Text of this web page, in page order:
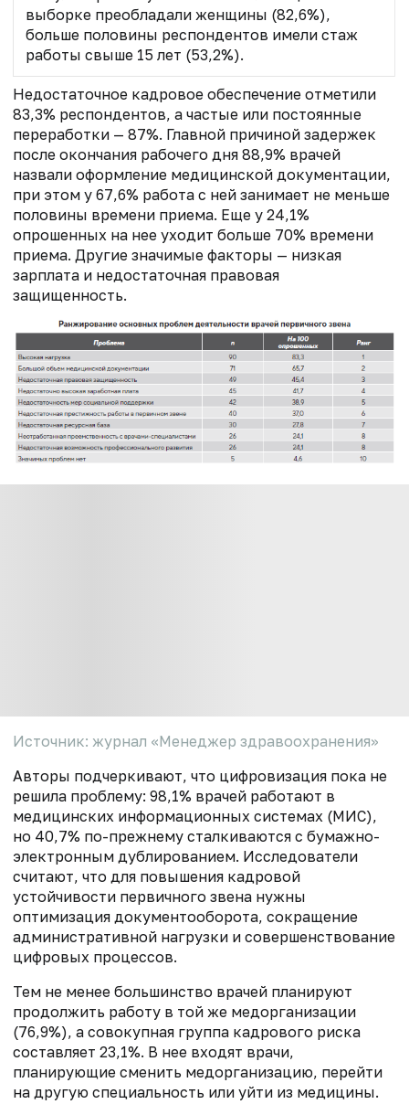
выборке преобладали женщины (82,6%),
больше половины респондентов имели стаж
работы свыше 15 лет (53,2%).
Недостаточное кадровое обеспечение отметили
83,3% респондентов, а частые или постоянные
переработки — 87%. Главной причиной задержек
после окончания рабочего дня 88,9% врачей
назвали оформление медицинской документации,
при этом у 67,6% работа с ней занимает не меньше
половины времени приема. Еще у 24,1%
опрошенных на нее уходит больше 70% времени
приема. Другие значимые факторы — низкая
зарплата и недостаточная правовая
защищенность.
Источник: журнал «Менеджер здравоохранения»
Авторы подчеркивают, что цифровизация пока не
решила проблему: 98,1% врачей работают в
медицинских информационных системах (МИС),
но 40,7% по-прежнему сталкиваются с бумажно-
электронным дублированием. Исследователи
считают, что для повышения кадровой
устойчивости первичного звена нужны
оптимизация документооборота, сокращение
административной нагрузки и совершенствование
цифровых процессов.
Тем не менее большинство врачей планируют
продолжить работу в той же медорганизации
(76,9%), а совокупная группа кадрового риска
составляет 23,1%. В нее входят врачи,
планирующие сменить медорганизацию, перейти
на другую специальность или уйти из медицины.